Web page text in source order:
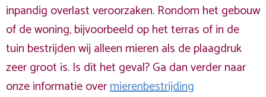
inpandig overlast veroorzaken. Rondom het gebouw
of de woning, bijvoorbeeld op het terras of in de
tuin bestrijden wij alleen mieren als de plaagdruk
zeer groot is. Is dit het geval? Ga dan verder naar
onze informatie overmierenbestrijding